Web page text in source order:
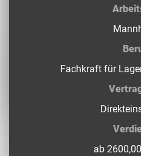
Fachkraft für
ab